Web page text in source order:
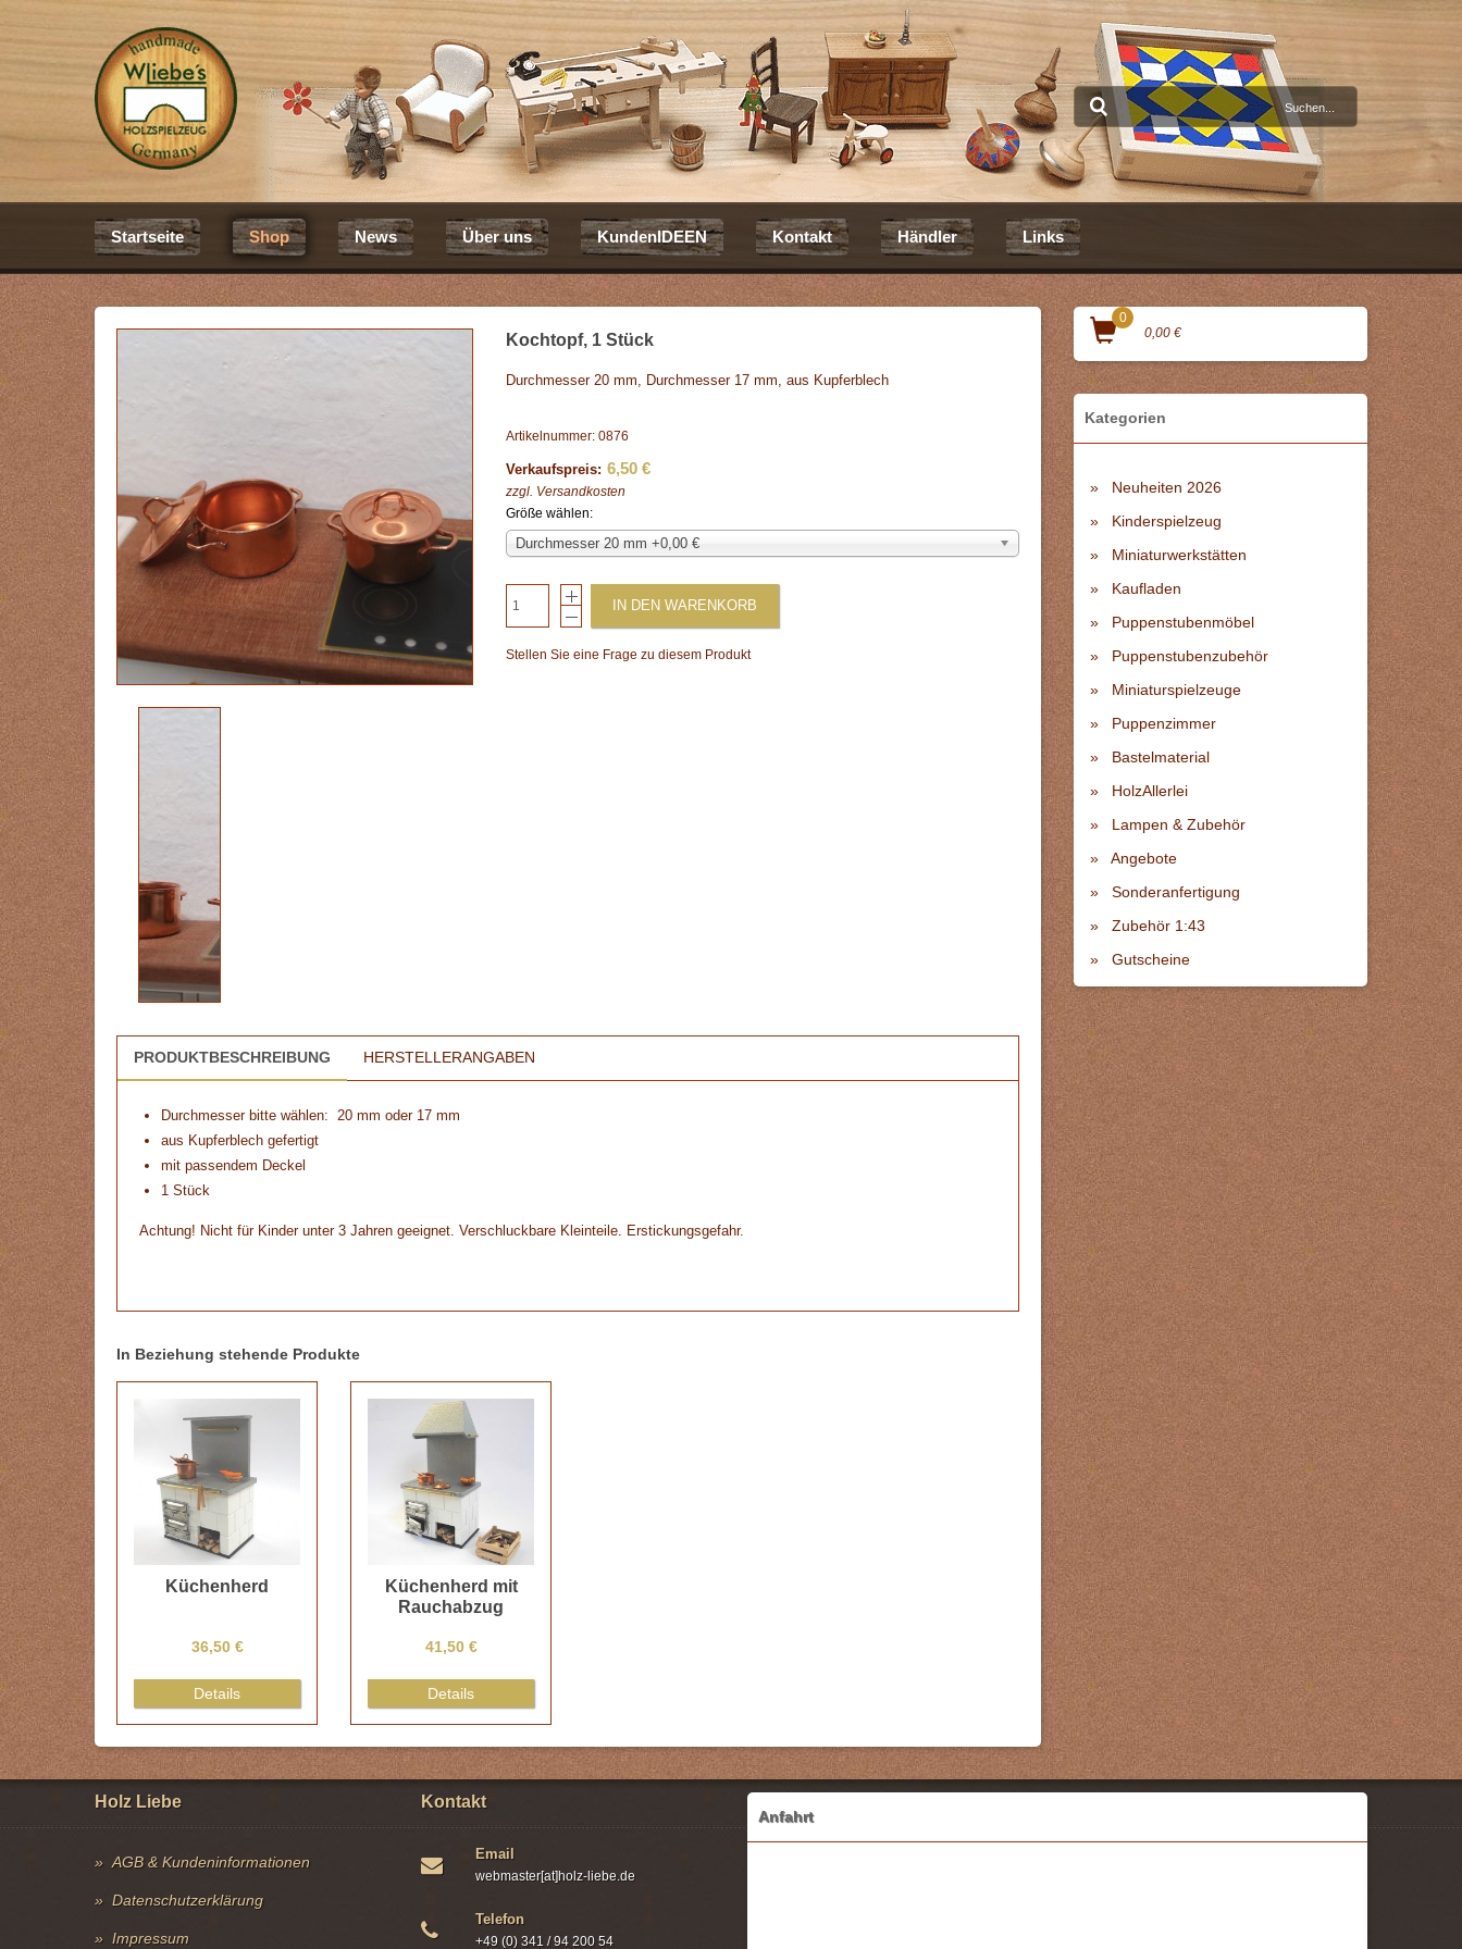
Startseite Shop News Über uns KundenIDEEN Kontakt Händler Links
Kochtopf, 1 Stück
Durchmesser 20 mm, Durchmesser 17 mm, aus Kupferblech
Artikelnummer: 0876
Verkaufspreis: 6,50 €
zzgl. Versandkosten
Größe wählen:
Durchmesser 20 mm +0,00 €
IN DEN WARENKORB
Stellen Sie eine Frage zu diesem Produkt
PRODUKTBESCHREIBUNG HERSTELLERANGABEN
Durchmesser bitte wählen: 20 mm oder 17 mm
aus Kupferblech gefertigt
mit passendem Deckel
1 Stück
Achtung! Nicht für Kinder unter 3 Jahren geeignet. Verschluckbare Kleinteile. Erstickungsgefahr.
In Beziehung stehende Produkte
Küchenherd
36,50 €
Details
Küchenherd mit
Rauchabzug
41,50 €
Details
0
0,00 €
Kategorien
Neuheiten 2026
Kinderspielzeug
Miniaturwerkstätten
Kaufladen
Puppenstubenmöbel
Puppenstubenzubehör
Miniaturspielzeuge
Puppenzimmer
Bastelmaterial
HolzAllerlei
Lampen & Zubehör
Angebote
Sonderanfertigung
Zubehör 1:43
Gutscheine
Holz Liebe
AGB & Kundeninformationen
Datenschutzerklärung
Impressum
Kontakt
Email
webmaster[at]holz-liebe.de
Telefon
+49 (0) 341 / 94 200 54
Anfahrt